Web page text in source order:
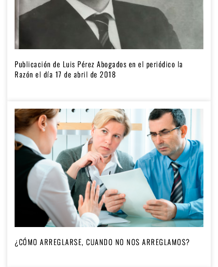
Publicación de Luis Pérez Abogados en el periódico la
Razón el día 17 de abril de 2018
¿CÓMO ARREGLARSE, CUANDO NO NOS ARREGLAMOS?